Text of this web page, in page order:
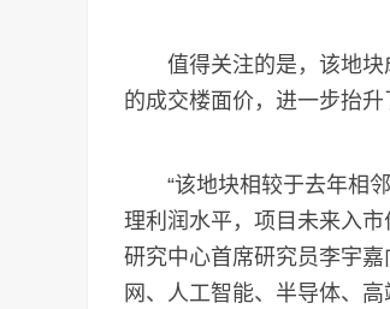
值得关注的是，该地块
的成交楼面价，进一步抬
“该地块相较于去年相邻
理利润水平，项目未来入
研究中心首席研究员李宇
网、人工智能、半导体、